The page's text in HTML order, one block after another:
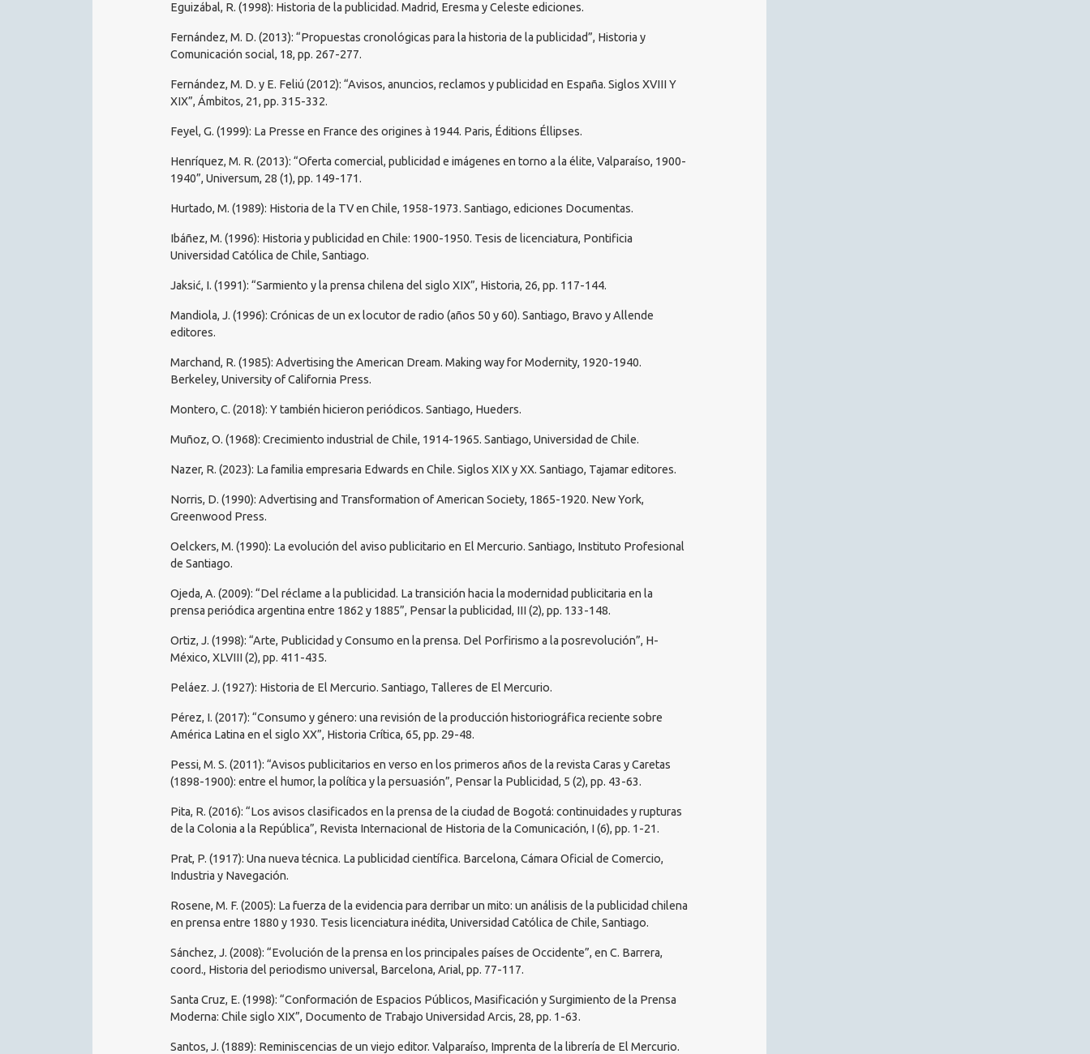
Eguizábal, R. (1998): Historia de la publicidad. Madrid, Eresma y Celeste ediciones.
Fernández, M. D. (2013): “Propuestas cronológicas para la historia de la publicidad”, Historia y
Comunicación social, 18, pp. 267-277.
Fernández, M. D. y E. Feliú (2012): “Avisos, anuncios, reclamos y publicidad en España. Siglos XVIII Y
XIX”, Ámbitos, 21, pp. 315-332.
Feyel, G. (1999): La Presse en France des origines à 1944. Paris, Éditions Éllipses.
Henríquez, M. R. (2013): “Oferta comercial, publicidad e imágenes en torno a la élite, Valparaíso, 1900-
1940”, Universum, 28 (1), pp. 149-171.
Hurtado, M. (1989): Historia de la TV en Chile, 1958-1973. Santiago, ediciones Documentas.
Ibáñez, M. (1996): Historia y publicidad en Chile: 1900-1950. Tesis de licenciatura, Pontificia
Universidad Católica de Chile, Santiago.
Jaksić, I. (1991): “Sarmiento y la prensa chilena del siglo XIX”, Historia, 26, pp. 117-144.
Mandiola, J. (1996): Crónicas de un ex locutor de radio (años 50 y 60). Santiago, Bravo y Allende
editores.
Marchand, R. (1985): Advertising the American Dream. Making way for Modernity, 1920-1940.
Berkeley, University of California Press.
Montero, C. (2018): Y también hicieron periódicos. Santiago, Hueders.
Muñoz, O. (1968): Crecimiento industrial de Chile, 1914-1965. Santiago, Universidad de Chile.
Nazer, R. (2023): La familia empresaria Edwards en Chile. Siglos XIX y XX. Santiago, Tajamar editores.
Norris, D. (1990): Advertising and Transformation of American Society, 1865-1920. New York,
Greenwood Press.
Oelckers, M. (1990): La evolución del aviso publicitario en El Mercurio. Santiago, Instituto Profesional
de Santiago.
Ojeda, A. (2009): “Del réclame a la publicidad. La transición hacia la modernidad publicitaria en la
prensa periódica argentina entre 1862 y 1885”, Pensar la publicidad, III (2), pp. 133-148.
Ortiz, J. (1998): “Arte, Publicidad y Consumo en la prensa. Del Porfirismo a la posrevolución”, H-
México, XLVIII (2), pp. 411-435.
Peláez. J. (1927): Historia de El Mercurio. Santiago, Talleres de El Mercurio.
Pérez, I. (2017): “Consumo y género: una revisión de la producción historiográfica reciente sobre
América Latina en el siglo XX”, Historia Crítica, 65, pp. 29-48.
Pessi, M. S. (2011): “Avisos publicitarios en verso en los primeros años de la revista Caras y Caretas
(1898-1900): entre el humor, la política y la persuasión”, Pensar la Publicidad, 5 (2), pp. 43-63.
Pita, R. (2016): “Los avisos clasificados en la prensa de la ciudad de Bogotá: continuidades y rupturas
de la Colonia a la República”, Revista Internacional de Historia de la Comunicación, I (6), pp. 1-21.
Prat, P. (1917): Una nueva técnica. La publicidad científica. Barcelona, Cámara Oficial de Comercio,
Industria y Navegación.
Rosene, M. F. (2005): La fuerza de la evidencia para derribar un mito: un análisis de la publicidad chilena
en prensa entre 1880 y 1930. Tesis licenciatura inédita, Universidad Católica de Chile, Santiago.
Sánchez, J. (2008): “Evolución de la prensa en los principales países de Occidente”, en C. Barrera,
coord., Historia del periodismo universal, Barcelona, Arial, pp. 77-117.
Santa Cruz, E. (1998): “Conformación de Espacios Públicos, Masificación y Surgimiento de la Prensa
Moderna: Chile siglo XIX”, Documento de Trabajo Universidad Arcis, 28, pp. 1-63.
Santos, J. (1889): Reminiscencias de un viejo editor. Valparaíso, Imprenta de la librería de El Mercurio.